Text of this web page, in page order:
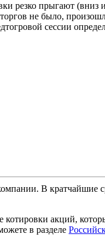
резко прыгают (вниз
не было,
сессии
В кратчайшие
котировки акций,
в разделе